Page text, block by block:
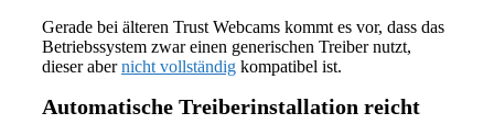
Gerade bei älteren Trust Webcams kommt es vor, dass das
Betriebssystem zwar einen generischen Treiber nutzt,
dieser abernicht vollständig kompatibel ist.
Automatische Treiberinstallation reicht